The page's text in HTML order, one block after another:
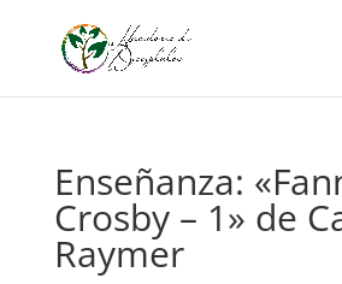
Enseñanza:
Crosby – 1» de
Raymer